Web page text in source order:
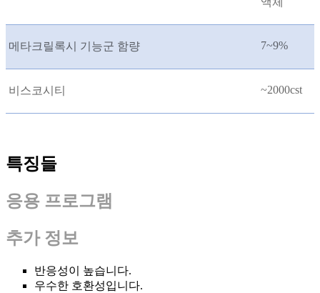
메타크릴록시 기능군 함량 7~9%
비스코시티 ~2000cst
특징들
응용 프로그램
추가 정보
반응성이 높습니다.
우수한 호환성입니다.